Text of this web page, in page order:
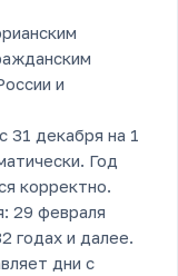
и
31 декабря на 1
Год
корректно.
29 февраля
годах и далее.
дни с